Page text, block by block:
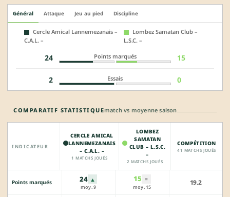
Général Attaque Jeu au pied Discipline
Cercle Amical Lannemezanais –
C.A.L. –
Lombez Samatan Club –
L.S.C. –
24 Points marqués 15
2 Essais 0
COMPARATIF STATISTIQUEmatch vs moyenne saison
INDICATEUR
CERCLE AMICAL
LANNEMEZANAIS
– C.A.L. –
1 MATCHS JOUÉS
LOMBEZ
SAMATAN
CLUB – L.S.C.
–
2 MATCHS JOUÉS
COMPÉTITION
41 MATCHS JOUÉS
Points marqués 24 ▲
moy. 9
15 =
moy. 15
19.2